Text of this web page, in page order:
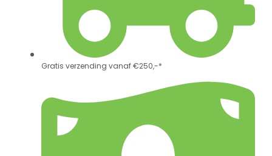
Gratis verzending vanaf €250,-*